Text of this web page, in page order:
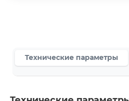
Технические параметры